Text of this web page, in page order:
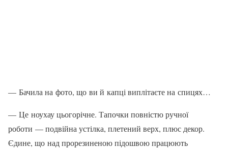
— Бачила на фото, що ви й капці ви­плітаєте на спицях…
— Це ноухау цьогорічне. Тапочки по­вністю ручної
роботи — подвійна устіл­ка, плетений верх, плюс декор.
Єдине, що над прорезиненою підошвою працю­ють